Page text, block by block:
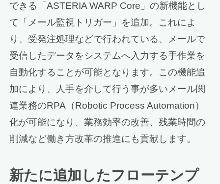
できる「ASTERIA WARP Core」の新機能とし
て「メール監視トリガー」を追加。これによ
り、受発注処理などで行われている、メールで
受信したデータをシステムへ入力する手作業を
自動化することが可能となります。この機能追
加により、人手を介して行う事が多いメール関
連業務のRPA（Robotic Process Automation）
化が可能になり、業務効率の改善、残業時間の
削減など働き方改革の推進にも貢献します。
新たに追加したフローテンプ